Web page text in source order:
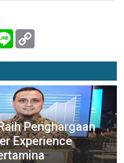
Line
Penghargaan
Experience